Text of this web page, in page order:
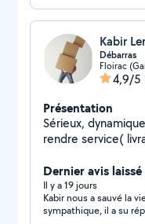
Débarras
Floirac
4,9/5
Présentation
Sérieux, dynamique,
rendre service(
Dernier avis
Il y a 19 jours
Kabir nous a sauvé la
sympathique, il a su